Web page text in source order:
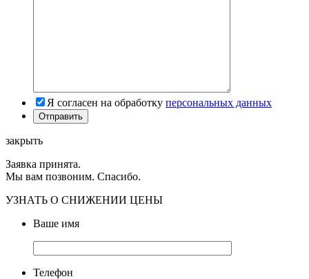
Я согласен на обработку персональных данных
закрыть
Заявка принята.
Мы вам позвоним. Спасибо.
УЗНАТЬ О СНИЖЕНИИ ЦЕНЫ
Ваше имя
Телефон